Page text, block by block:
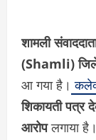
शामली
(Shamli)
आ गया है।
शिकायती
आरोपलगाया है।